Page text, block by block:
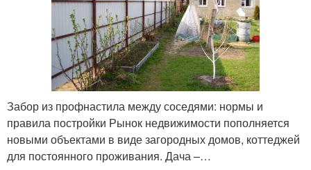
Забор из профнастила между соседями: нормы и
правила постройки Рынок недвижимости пополняется
новыми объектами в виде загородных домов, коттеджей
для постоянного проживания. Дача –…